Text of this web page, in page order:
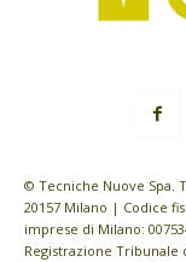
© Tecniche Nuove Spa.
20157 Milano | Codice
imprese di Milano:
Registrazione Tribunale